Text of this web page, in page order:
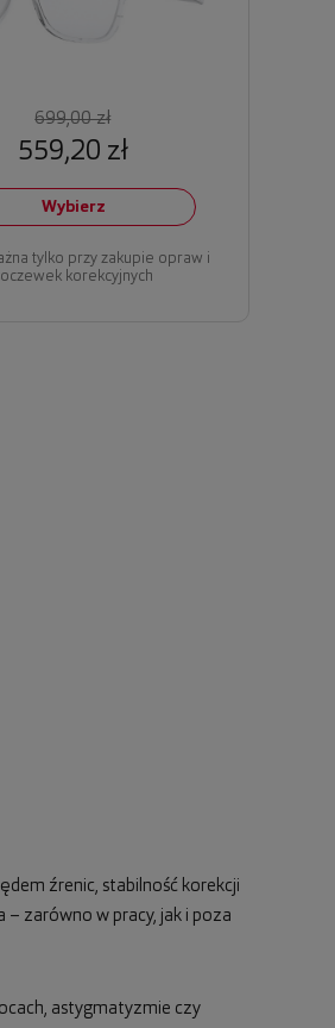
699,00 zł
559,20 zł
Wybierz
tylko przy zakupie opraw i
korekcyjnych
źrenic, stabilność korekcji
– zarówno w pracy, jak i poza
astygmatyzmie czy